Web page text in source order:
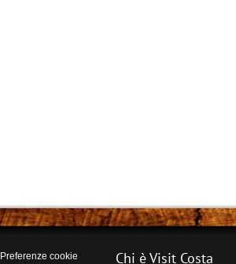
Preferenze cookie Chi è Visit Costa